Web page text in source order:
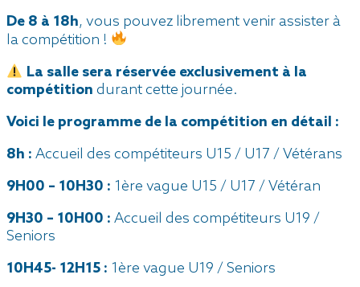
De 8 à 18h, vous pouvez librement venir assister à
la compétition !
La salle sera réservée exclusivement à la
compétition durant cette journée.
Voici le programme de la compétition en détail :
8h : Accueil des compétiteurs U15 / U17 / Vétérans
9H00 – 10H30 : 1ère vague U15 / U17 / Vétéran
9H30 – 10H00 : Accueil des compétiteurs U19 /
Seniors
10H45- 12H15 : 1ère vague U19 / Seniors